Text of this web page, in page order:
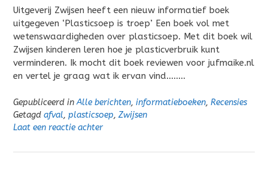
Uitgeverij Zwijsen heeft een nieuw informatief boek
uitgegeven ‘Plasticsoep is troep’ Een boek vol met
wetenswaardigheden over plasticsoep. Met dit boek wil
Zwijsen kinderen leren hoe je plasticverbruik kunt
verminderen. Ik mocht dit boek reviewen voor jufmaike.nl
en vertel je graag wat ik ervan vind……..
Gepubliceerd inAlle berichten, informatieboeken, Recensies
Getagd afval, plasticsoep, Zwijsen
Laat een reactie achter